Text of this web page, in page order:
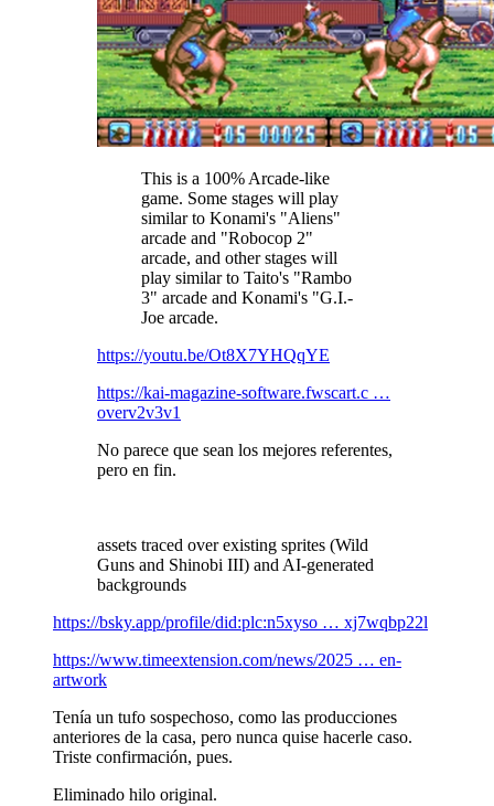
This is a 100% Arcade-like
game. Some stages will play
similar to Konami's "Aliens"
arcade and "Robocop 2"
arcade, and other stages will
play similar to Taito's "Rambo
3" arcade and Konami's "G.I.-
Joe arcade.
https://youtu.be/Ot8X7YHQqYE
https://kai-magazine-software.fwscart.c …
overv2v3v1
No parece que sean los mejores referentes,
pero en fin.
assets traced over existing sprites (Wild
Guns and Shinobi III) and AI-generated
backgrounds
https://bsky.app/profile/did:plc:n5xyso … xj7wqbp22l
https://www.timeextension.com/news/2025 … en-
artwork
Tenía un tufo sospechoso, como las producciones
anteriores de la casa, pero nunca quise hacerle caso.
Triste confirmación, pues.
Eliminado hilo original.